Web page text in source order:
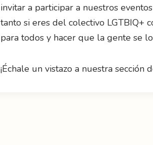
invitar a participar a nuestros
tanto si eres del colectivo LGTBIQ+
para todos y hacer que la gente se
¡Échale un vistazo a nuestra sección